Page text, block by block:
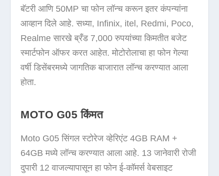
बॅटरी आणि 50MP चा फोन लॉन्च करून इतर कंपन्यांना
आव्हान दिले आहे. सध्या, Infinix, itel, Redmi, Poco,
Realme सारखे ब्रँड 7,000 रुपयांच्या किमतीत बजेट
स्मार्टफोन ऑफर करत आहेत. मोटोरोलाचा हा फोन गेल्या
वर्षी डिसेंबरमध्ये जागतिक बाजारात लॉन्च करण्यात आला
होता.
MOTO G05 किंमत
Moto G05 सिंगल स्टोरेज व्हेरिएंट 4GB RAM +
64GB मध्ये लॉन्च करण्यात आला आहे. 13 जानेवारी रोजी
दुपारी 12 वाजल्यापासून हा फोन ई-कॉमर्स वेबसाइट